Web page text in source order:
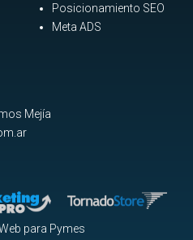
Posicionamiento SEO
Meta ADS
Mejía
para Pymes